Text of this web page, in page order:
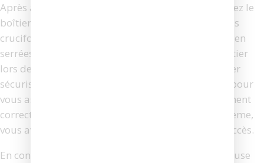
Après avoir installé les nouveaux charbons, replacez le
boîtier de la visseuse et revissez-le avec le tournevis
cruciforme. Assurez-vous que toutes les vis sont bien
serrées pour éviter tout jeu ou mouvement du boîtier
lors de l’utilisation de la visseuse. Une fois le boîtier
sécurisé, branchez la visseuse et effectuez un test pour
vous assurer que les nouveaux charbons fonctionnent
correctement. Si la visseuse fonctionne sans problème,
vous avez réussi à remplacer les charbons avec succès.
En conclusion, remplacer le charbon de votre visseuse